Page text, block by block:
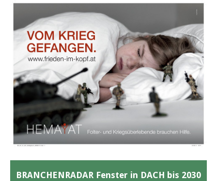
BRANCHENRADAR Fenster in DACH bis 2030